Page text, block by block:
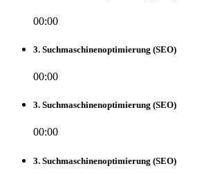
00:00
3. Suchmaschinenoptimierung (SEO)
00:00
3. Suchmaschinenoptimierung (SEO)
00:00
3. Suchmaschinenoptimierung (SEO)